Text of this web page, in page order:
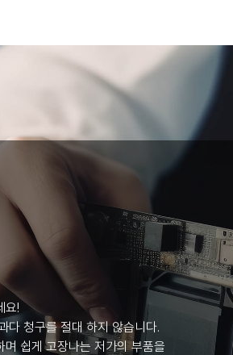
요!
다 청구를 절대 하지 않습니다.
쉽게 고장나는 저가의 부품을